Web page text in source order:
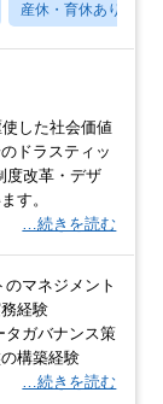
産休・育休あり
した社会価値
ドラスティッ
度改革・デザ
す。
…続きを読む
のマネジメント
経験
タガバナンス策
構築経験
…続きを読む